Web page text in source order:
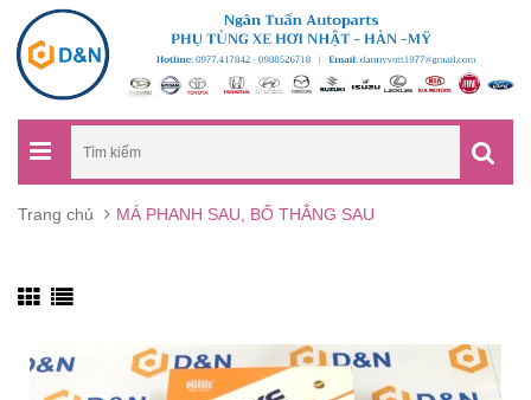
Trang chủ MÁ PHANH SAU, BỐ THẮNG SAU